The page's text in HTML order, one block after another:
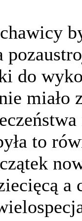
do
miało
to
a